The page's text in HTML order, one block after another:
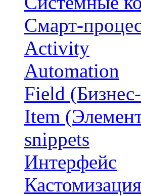
Смарт-
Activity
Automation
Field
Item
snippets
Интерфейс
Кастомизация